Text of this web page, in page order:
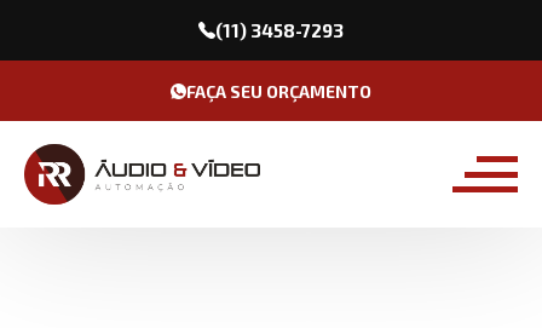
(11) 3458-7293
FAÇA SEU ORÇAMENTO